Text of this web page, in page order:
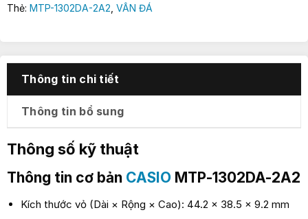
Thẻ: MTP-1302DA-2A2, VÂN ĐÁ
Thông tin chi tiết
Thông tin bổ sung
Thông số kỹ thuật
Thông tin cơ bản CASIO MTP-1302DA-2A2
Kích thước vỏ (Dài × Rộng × Cao): 44.2 × 38.5 × 9.2 mm